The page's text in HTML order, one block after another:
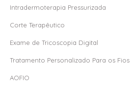
-
Intradermoterapia Pressurizada
Corte Terapêutico
Exame de Tricoscopia Digital
Tratamento Personalizado Para os Fios
AOFIO